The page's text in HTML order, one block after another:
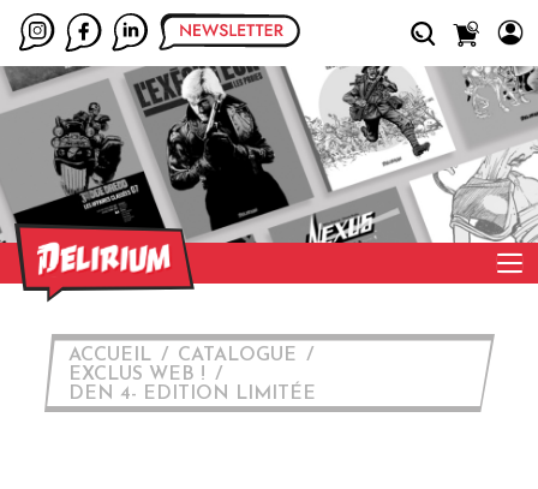
ACCUEIL
CATALOGUE
EXCLUS WEB !
DEN 4- EDITION LIMITÉE